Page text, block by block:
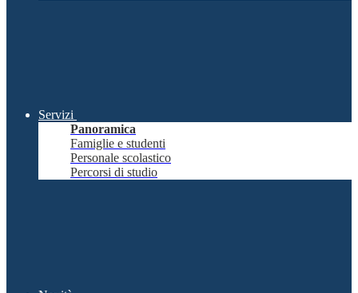
Servizi
Panoramica
Famiglie e studenti
Personale scolastico
Percorsi di studio